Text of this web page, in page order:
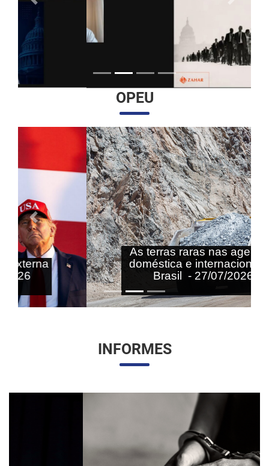
Anterior
OPEU
As terras raras nas agendas
doméstica e internacional do
Brasil - 27/07/2026
Anterior Próximo
INFORMES